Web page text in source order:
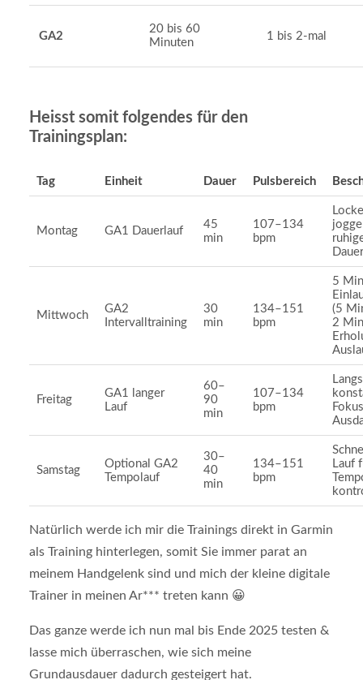
GA2
20 bis 60
Minuten
1 bis 2-mal
Heisst somit folgendes für den
Trainingsplan:
Tag Einheit Dauer Pulsbereich
Montag GA1 Dauerlauf
45
min
107–134
bpm
Mittwoch
GA2
Intervalltraining
30
min
134–151
bpm
5
(5
2
Freitag
GA1 langer
Lauf
60–
90
min
107–134
bpm
Samstag
Optional GA2
Tempolauf
30–
40
min
134–151
bpm
Lauf
Natürlich werde ich mir die Trainings direkt in Garmin
als Training hinterlegen, somit Sie immer parat an
meinem Handgelenk sind und mich der kleine digitale
Trainer in meinen Ar*** treten kann 😀
Das ganze werde ich nun mal bis Ende 2025 testen &
lasse mich überraschen, wie sich meine
Grundausdauer dadurch gesteigert hat.